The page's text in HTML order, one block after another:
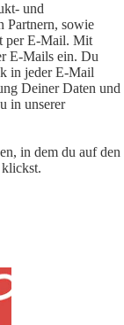
und
Partnern, sowie
per E-Mail. Mit
E-Mails ein. Du
in jeder E-Mail
Deiner Daten und
in unserer
in dem du auf den